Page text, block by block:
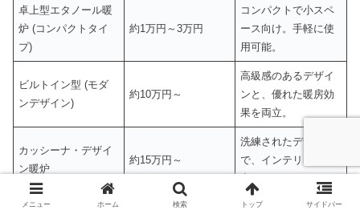
卓上型エタノール暖
炉 (コンパクトタイ
プ)
約1万円～3万円
コンパクトで小スペ
ース向け。手軽に使
用可能。
ビルトイン型 (モダ
ンデザイン)
約10万円～
高級感のあるデザイ
ンと、優れた暖房効
果を両立。
カッシーナ・デザイ
ン暖炉
約15万円～
洗練されたデザイン
で、インテリア性が
メニュー ホーム 検索 トップ サイドバー